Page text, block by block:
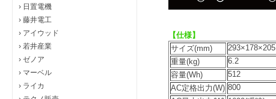
› 日置電機
› 藤井電工
› アイウッド
› 若井産業
› ゼノア
› マーベル
› ライカ
【仕様】
サイズ(mm)
293×178×205
重量(kg)
6.2
容量(Wh)
512
AC定格出力(W) 800